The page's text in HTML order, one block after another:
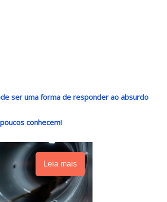
ser uma forma de responder ao absurdo
conhecem!
Leia mais